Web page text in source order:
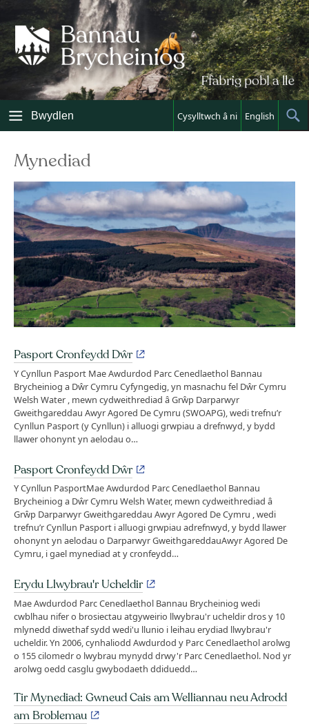
Skip
content
Bwydlen Cysylltwch â ni English
Mynediad
Pasport Cronfeydd Dŵr
Y Cynllun Pasport Mae Awdurdod Parc Cenedlaethol Bannau
Brycheiniog a Dŵr Cymru Cyfyngedig, yn masnachu fel Dŵr Cymru
Welsh Water , mewn cydweithrediad â Grŵp Darparwyr
Gweithgareddau Awyr Agored De Cymru (SWOAPG), wedi trefnu’r
Cynllun Pasport (y Cynllun) i alluogi grwpiau a drefnwyd, y bydd
llawer ohonynt yn aelodau o…
Pasport Cronfeydd Dŵr
Y Cynllun PasportMae Awdurdod Parc Cenedlaethol Bannau
Brycheiniog a Dŵr Cymru Welsh Water, mewn cydweithrediad â
Grŵp Darparwyr Gweithgareddau Awyr Agored De Cymru , wedi
trefnu’r Cynllun Pasport i alluogi grwpiau adrefnwyd, y bydd llawer
ohonynt yn aelodau o Darparwyr GweithgareddauAwyr Agored De
Cymru, i gael mynediad at y cronfeydd…
Erydu Llwybrau'r Ucheldir
Mae Awdurdod Parc Cenedlaethol Bannau Brycheiniog wedi
cwblhau nifer o brosiectau atgyweirio llwybrau'r ucheldir dros y 10
mlynedd diwethaf sydd wedi'u llunio i leihau erydiad llwybrau'r
ucheldir. Yn 2006, cynhaliodd Awdurdod y Parc Cenedlaethol arolwg
o 155 cilomedr o lwybrau mynydd drwy'r Parc Cenedlaethol. Nod yr
arolwg oedd casglu gwybodaeth ddiduedd…
Tir Mynediad: Gwneud Cais am Welliannau neu Adrodd
am Broblemau